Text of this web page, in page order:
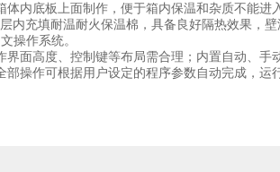
体内底板上面制作，便于箱内保温和杂质不能进
内充填耐温耐火保温棉，具备良好隔热效果，
操作系统。
面高度、控制键等布局需合理；内置自动、手
部操作可根据用户设定的程序参数自动完成，